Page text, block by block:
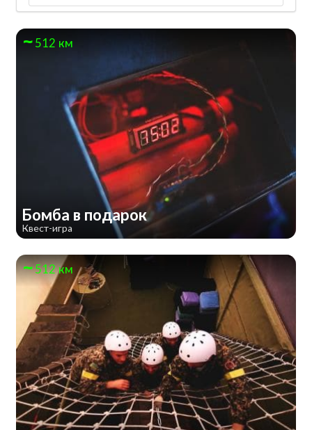
512 км
Бомба в подарок
Квест-игра
512 км